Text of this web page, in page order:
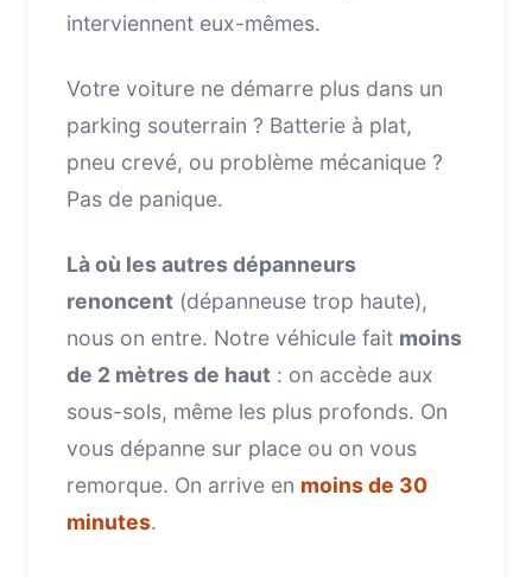
interviennent eux-mêmes.
Votre voiture ne démarre plus dans un
parking souterrain ? Batterie à plat,
pneu crevé, ou problème mécanique ?
Pas de panique.
Là où les autres dépanneurs
renoncent (dépanneuse trop haute),
nous on entre. Notre véhicule fait moins
de 2 mètres de haut : on accède aux
sous-sols, même les plus profonds. On
vous dépanne sur place ou on vous
remorque. On arrive en moins de 30
minutes.